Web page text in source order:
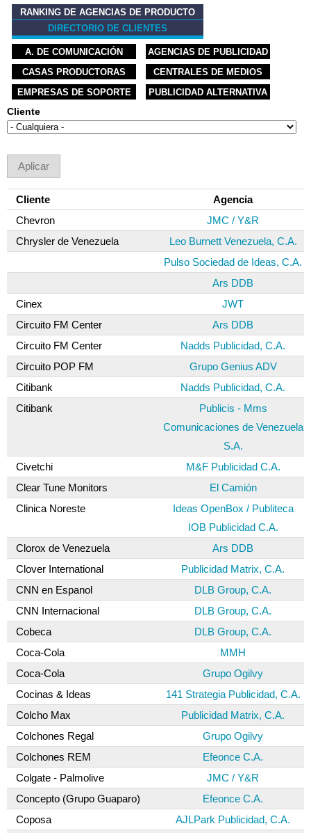
RANKING DE AGENCIAS DE PRODUCTO
DIRECTORIO DE CLIENTES
A. DE COMUNICACIÓN
AGENCIAS DE PUBLICIDAD
CASAS PRODUCTORAS
CENTRALES DE MEDIOS
EMPRESAS DE SOPORTE
PUBLICIDAD ALTERNATIVA
Cliente
Cliente
Agencia
Chevron
JMC / Y&R
Chrysler de Venezuela
Leo Burnett Venezuela, C.A.
Pulso Sociedad de Ideas, C.A.
Ars DDB
Cinex
JWT
Circuito FM Center
Ars DDB
Circuito FM Center
Nadds Publicidad, C.A.
Circuito POP FM
Grupo Genius ADV
Citibank
Nadds Publicidad, C.A.
Citibank
Publicis - Mms
Comunicaciones de Venezuela
S.A.
Civetchi
M&F Publicidad C.A.
Clear Tune Monitors
El Camión
Clinica Noreste
Ideas OpenBox / Publiteca
IOB Publicidad C.A.
Clorox de Venezuela
Ars DDB
Clover International
Publicidad Matrix, C.A.
CNN en Espanol
DLB Group, C.A.
CNN Internacional
DLB Group, C.A.
Cobeca
DLB Group, C.A.
Coca-Cola
MMH
Coca-Cola
Grupo Ogilvy
Cocinas & Ideas
141 Strategia Publicidad, C.A.
Colcho Max
Publicidad Matrix, C.A.
Colchones Regal
Grupo Ogilvy
Colchones REM
Efeonce C.A.
Colgate - Palmolive
JMC / Y&R
Concepto (Grupo Guaparo)
Efeonce C.A.
Coposa
AJLPark Publicidad, C.A.